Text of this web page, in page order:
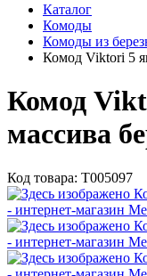
Каталог
Комоды
Комоды из
Комод Viktori 5
Комод
массива
Код товара: Т005097